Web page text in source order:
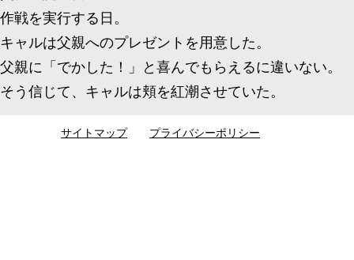
作戦を実行する日。
キャルは父親へのプレゼントを用意した。
父親に「でかした！」と喜んでもらえるに違いない。
そう信じて、キャルは頬を紅潮させていた。
サイトマップ プライバシーポリシー